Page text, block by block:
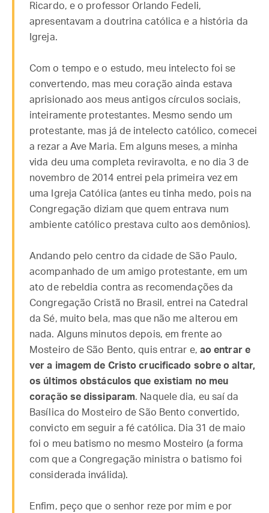
Ricardo, e o professor Orlando Fedeli,
apresentavam a doutrina católica e a história da
Igreja.
Com o tempo e o estudo, meu intelecto foi se
convertendo, mas meu coração ainda estava
aprisionado aos meus antigos círculos sociais,
inteiramente protestantes. Mesmo sendo um
protestante, mas já de intelecto católico, comecei
a rezar a Ave Maria. Em alguns meses, a minha
vida deu uma completa reviravolta, e no dia 3 de
novembro de 2014 entrei pela primeira vez em
uma Igreja Católica (antes eu tinha medo, pois na
Congregação diziam que quem entrava num
ambiente católico prestava culto aos demônios).
Andando pelo centro da cidade de São Paulo,
acompanhado de um amigo protestante, em um
ato de rebeldia contra as recomendações da
Congregação Cristã no Brasil, entrei na Catedral
da Sé, muito bela, mas que não me alterou em
nada. Alguns minutos depois, em frente ao
Mosteiro de São Bento, quis entrar e, ao entrar e
ver a imagem de Cristo crucificado sobre o altar,
os últimos obstáculos que existiam no meu
coração se dissiparam. Naquele dia, eu saí da
Basílica do Mosteiro de São Bento convertido,
convicto em seguir a fé católica. Dia 31 de maio
foi o meu batismo no mesmo Mosteiro (a forma
com que a Congregação ministra o batismo foi
considerada inválida).
Enfim, peço que o senhor reze por mim e por